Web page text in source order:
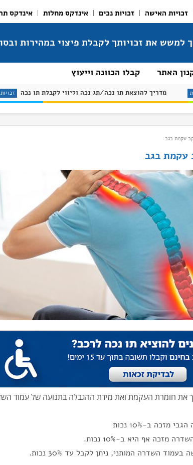
זכויות האישה זכויות נכים אינדקס מחלות אינדקס
למשש את זכויותך לקבלת פיצוי במהירות
האתר קבלו הכוונה וייעוץ
מדריך להוצאת תו נכה/תג נכה וליווי אינדקס מחלות
עקמת בגב
עקמת בגב
את חומרת העקמת ואת מידת ההגבלה בתנועה של עמוד
ב-10% נכות
אף היא ב-10% נכות.
השדרה המותני, ניתן לקבל עד 30% נכות.